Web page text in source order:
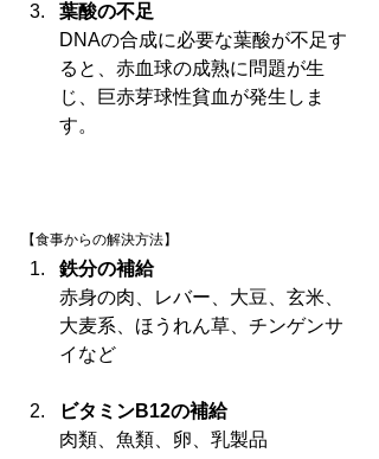
葉酸の不足
DNAの合成に必要な葉酸が不足す
ると、赤血球の成熟に問題が生
じ、巨赤芽球性貧血が発生しま
す。
【食事からの解決方法】
鉄分の補給
赤身の肉、レバー、大豆、玄米、
大麦系、ほうれん草、チンゲンサ
イなど
ビタミンB12の補給
肉類、魚類、卵、乳製品